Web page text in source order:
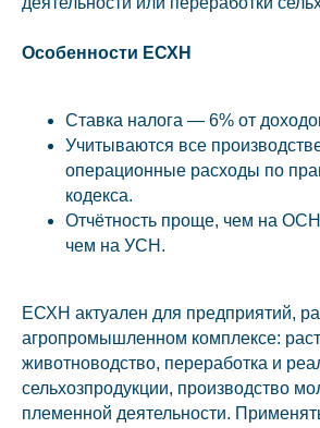
Особенности ЕСХН
Ставка налога — 6% от
Учитываются все
операционные расходы по
кодекса.
Отчётность проще, чем на
чем на УСН.
ЕСХН актуален для предприятий,
агропромышленном комплексе:
животноводство, переработка и
сельхозпродукции, производство
племенной деятельности.